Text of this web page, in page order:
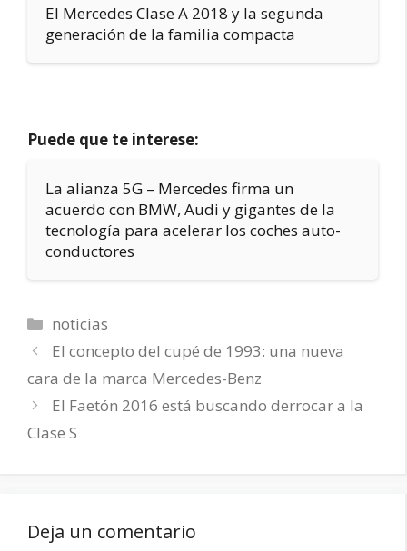
El Mercedes Clase A 2018 y la segunda
generación de la familia compacta
Puede que te interese:
La alianza 5G – Mercedes firma un
acuerdo con BMW, Audi y gigantes de la
tecnología para acelerar los coches auto-
conductores
Categorías
noticias
El concepto del cupé de 1993: una nueva
cara de la marca Mercedes-Benz
El Faetón 2016 está buscando derrocar a la
Clase S
Deja un comentario